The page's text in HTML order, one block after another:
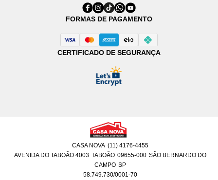
FORMAS DE PAGAMENTO
CERTIFICADO DE SEGURANÇA
CASA NOVA (11) 4176-4455
AVENIDA DO TABOÃO 4003 TABOÃO 09655-000 SÃO BERNARDO DO
CAMPO SP
58.749.730/0001-70